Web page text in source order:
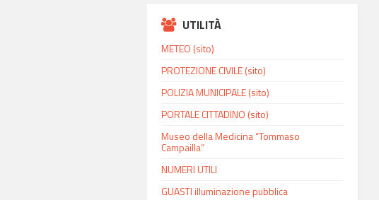
UTILITÀ
METEO (sito)
PROTEZIONE CIVILE (sito)
POLIZIA MUNICIPALE (sito)
PORTALE CITTADINO (sito)
Museo della Medicina “Tommaso
Campailla”
NUMERI UTILI
GUASTI illuminazione pubblica